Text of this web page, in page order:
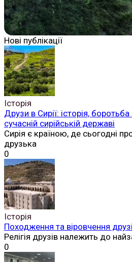
Нові публікації
Історія
Друзи в Сирії: історія,
сучасній сирійській державі
Сирія є країною, де сьогодні
друзька
0
Історія
Походження та віровчення
Релігія друзів належить до
0